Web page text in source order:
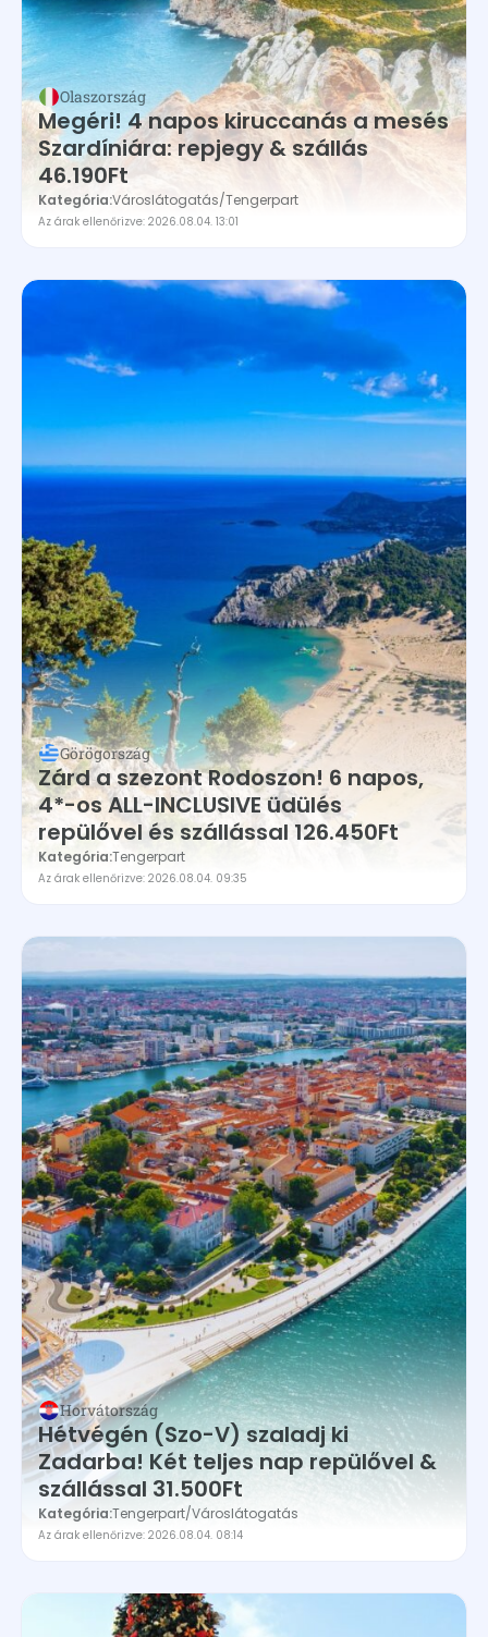
Olaszország
Megéri! 4 napos kiruccanás a mesés
Szardíniára: repjegy & szállás
46.190Ft
Kategória:Városlátogatás/Tengerpart
Az árak ellenőrizve: 2026.08.04. 13:01
Görögország
Zárd a szezont Rodoszon! 6 napos,
4*-os ALL-INCLUSIVE üdülés
repülővel és szállással 126.450Ft
Kategória:Tengerpart
Az árak ellenőrizve: 2026.08.04. 09:35
Horvátország
Hétvégén (Szo-V) szaladj ki
Zadarba! Két teljes nap repülővel &
szállással 31.500Ft
Kategória:Tengerpart/Városlátogatás
Az árak ellenőrizve: 2026.08.04. 08:14